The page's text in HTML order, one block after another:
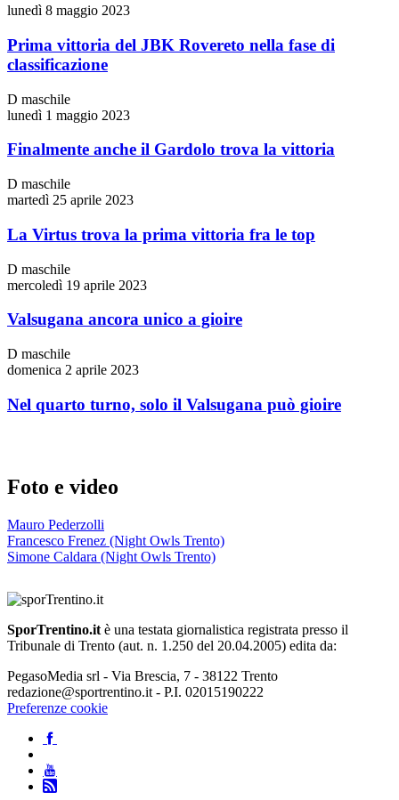
lunedì 8 maggio 2023
Prima vittoria del JBK Rovereto nella fase di
classificazione
D maschile
lunedì 1 maggio 2023
Finalmente anche il Gardolo trova la vittoria
D maschile
martedì 25 aprile 2023
La Virtus trova la prima vittoria fra le top
D maschile
mercoledì 19 aprile 2023
Valsugana ancora unico a gioire
D maschile
domenica 2 aprile 2023
Nel quarto turno, solo il Valsugana può gioire
Foto e video
Mauro Pederzolli
Francesco Frenez (Night Owls Trento)
Simone Caldara (Night Owls Trento)
SporTrentino.it è una testata giornalistica registrata presso il
Tribunale di Trento (aut. n. 1.250 del 20.04.2005) edita da:
PegasoMedia srl - Via Brescia, 7 - 38122 Trento
redazione@sportrentino.it - P.I. 02015190222
Preferenze cookie